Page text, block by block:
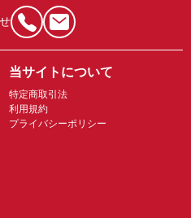
当サイトについて
特定商取引法
利用規約
プライバシーポリシー